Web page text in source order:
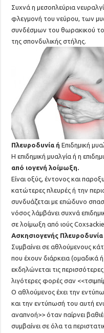
Συχνά η μεσοπλεύρια
φλεγμονή του νεύρου, των
συνδέσμων του θωρακικού
της σπονδυλικής στήλης.
Πλευροδυνία ήΕπιδημική
Η επιδημική μυαλγία ή η
από ιογενή λοίμωξη.
Είναι οξύς, έντονος και
κατώτερες πλευρές ή την
συνδυάζεται με επώδυνο
νόσος λάμβάνει συχνά
σε λοίμωξη από ιούς
Ασκησιογενής Πλευροδυνία
Συμβαίνει σε αθλούμενους
που έχουν διάρκεια (ομαδικά
εκδηλώνεται τις
λιγότερες φορές σαν
Ο αθλούμενος έχει την
και την εντύπωσή του αυτή
αναπνοή>> όταν παίρνει
συμβαίνει σε όλα τα